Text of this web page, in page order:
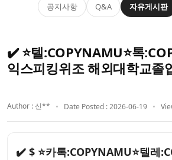
공지사항 Q&A 자유게시판
✔️ ⭐텔:COPYNAMU⭐톡
익스피킹위조 해외대학교졸
Author : 신** Date Posted : 2026-06-19
✔️ $ ⭐카톡:COPYNAMU⭐텔레